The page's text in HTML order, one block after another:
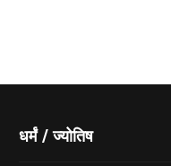
धर्मं / ज्योतिष